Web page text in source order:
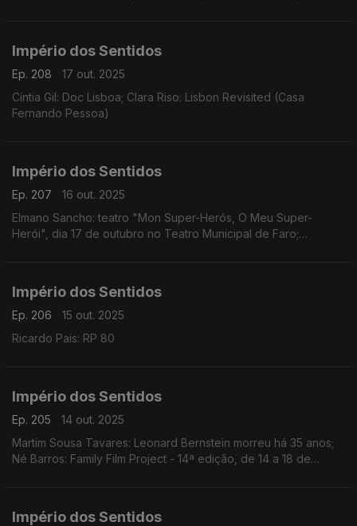
Império dos Sentidos
Ep. 208
17 out. 2025
Cíntia Gil: Doc Lisboa; Clara Riso: Lisbon Revisited (Casa
Fernando Pessoa)
Império dos Sentidos
Ep. 207
16 out. 2025
Elmano Sancho: teatro "Mon Super-Herós, O Meu Super-
Herói", dia 17 de outubro no Teatro Municipal de Faro;
Império dos Sentidos
Ep. 206
15 out. 2025
Ricardo Pais: RP 80
Império dos Sentidos
Ep. 205
14 out. 2025
Martim Sousa Tavares: Leonard Bernstein morreu há 35 anos;
Né Barros: Family Film Project - 14ª edição, de 14 a 18 de
Império dos Sentidos